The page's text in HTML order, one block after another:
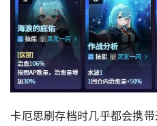
卡厄思刷存档时几乎都会携